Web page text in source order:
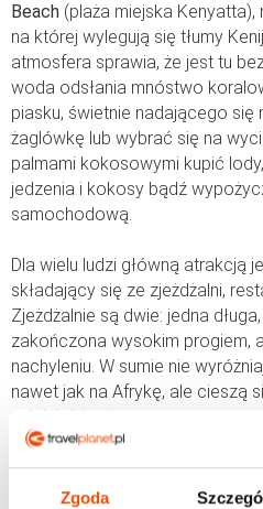
Zgoda
Beach (plaża miejska Kenyatta),
na której wylegują się tłumy
atmosfera sprawia, że jest tu
woda odsłania mnóstwo
piasku, świetnie nadającego się
żaglówkę lub wybrać się na
palmami kokosowymi kupić
jedzenia i kokosy bądź
samochodową.
Dla wielu ludzi główną atrakcją
składający się ze zjeżdżalni,
Zjeżdżalnie są dwie: jedna
zakończona wysokim progiem,
nachyleniu. W sumie nie
nawet jak na Afrykę, ale cieszą
wśród dzieci.
Sprawdź propozycje na